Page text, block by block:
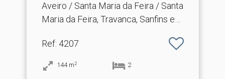
Aveiro / Santa Maria da Feira / Santa
Maria da Feira, Travanca, Sanfins e
Ref: 4207
144 m2 2